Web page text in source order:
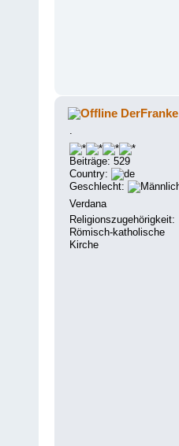
DerFranke
.
Beiträge: 529
Country:
Geschlecht:
Verdana
Religionszugehörigkeit:
Römisch-katholische
Kirche